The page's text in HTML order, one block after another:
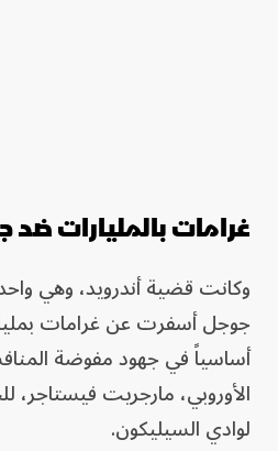
غرامات بالمليارات
وكانت قضية أندرويد، وهي
جوجل أسفرت عن غرامات
أساسياً في جهود مفوضة
الأوروبي، مارجريت فيستاجر،
لوادي السيليكون.